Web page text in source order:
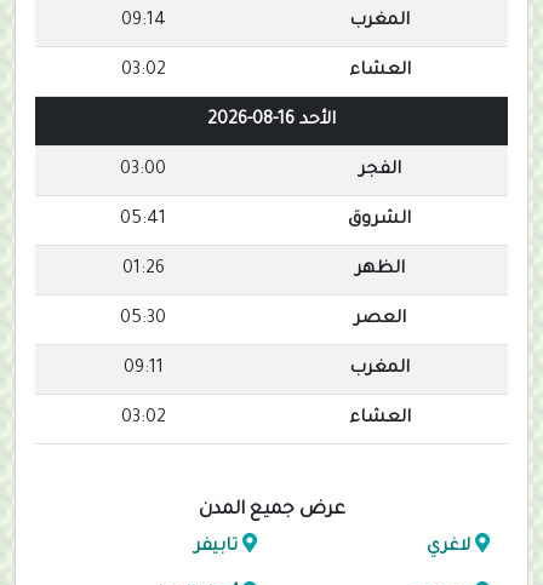
المغرب 09:14
العشاء 03:02
الأحد 16-08-2026
الفجر 03:00
الشروق 05:41
الظهر 01:26
العصر 05:30
المغرب 09:11
العشاء 03:02
عرض جميع المدن
لاغري تابيفر